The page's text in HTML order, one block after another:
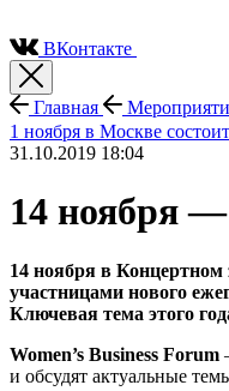
ВКонтакте
Главная
1 ноября в Москве
31.10.2019 18:04
14 ноября
14 ноября в Концертном
участницами нового
Ключевая тема этого
Women’s Business Forum
и обсудят актуальные